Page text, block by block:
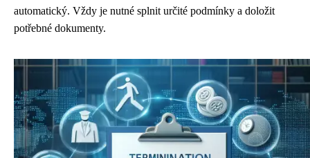
automatický. Vždy je nutné splnit určité podmínky a doložit
potřebné dokumenty.